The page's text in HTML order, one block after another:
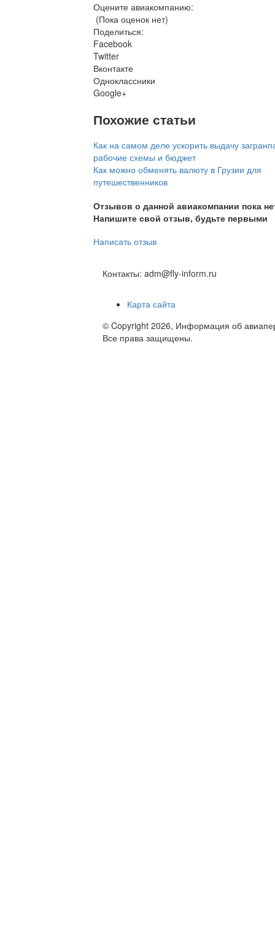
Оцените авиакомпанию:
(Пока оценок нет)
Поделиться:
Facebook
Twitter
Вконтакте
Одноклассники
Google+
Похожие статьи
Как на самом деле ускорить выдачу
рабочие схемы и бюджет
Как можно обменять валюту в Грузии для
путешественников
Отзывов о данной авиакомпании пока
Напишите свой отзыв, будьте первыми
Написать отзыв
Контакты: adm@fly-inform.ru
Карта сайта
© Copyright 2026, Информация об
Все права защищены.